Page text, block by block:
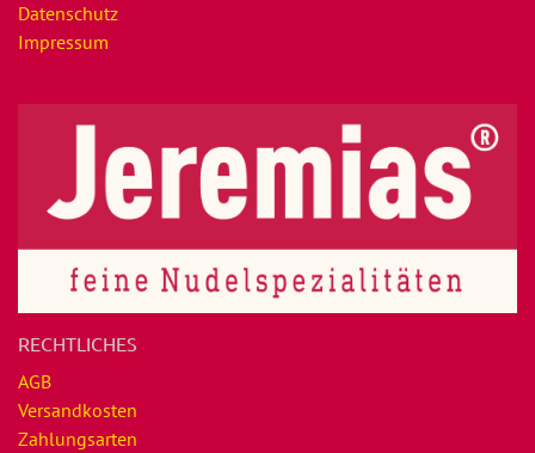
Datenschutz
Impressum
RECHTLICHES
AGB
Versandkosten
Zahlungsarten